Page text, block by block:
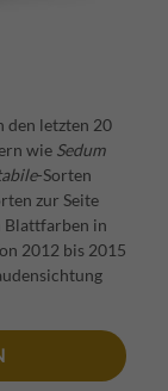
den letzten 20
wie Sedum
-Sorten
zur Seite
Blattfarben in
2012 bis 2015